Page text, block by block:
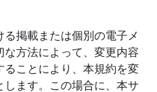
掲載または個別の電子メ
方法によって、変更内容
ることにより、本規約を変
ます。この場合に、本サ